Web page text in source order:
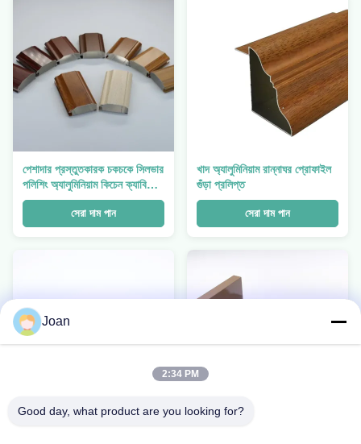
পেশাদার প্রস্তুতকারক চকচকে সিলভার
পলিশিং অ্যালুমিনিয়াম কিচেন ক্যাবিনেট
প্রোফাইল
সেরা দাম পান
খাদ অ্যালুমিনিয়াম রান্নাঘর প্রোফাইল
গুঁড়া প্রলিপ্ত
সেরা দাম পান
Joan
2:34 PM
Good day, what product are you looking for?